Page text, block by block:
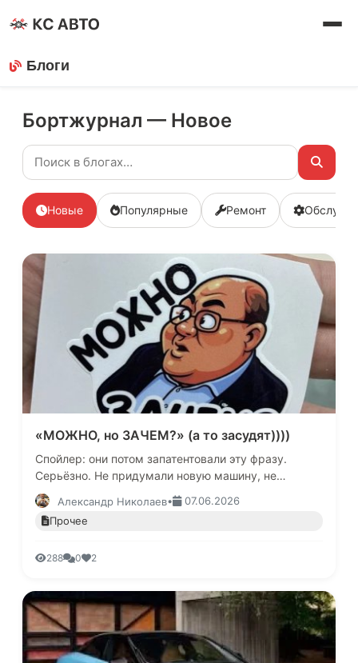
Блоги
Бортжурнал — Новое
Новые Популярные Ремонт
«МОЖНО, но ЗАЧЕМ?» (а то засудят))))
Спойлер: они потом запатентовали эту фразу.
Серьёзно. Не придумали новую машину, не
улучшили качество сборки - нет. Они взяли и
застолбили за собой право продав…
Александр Николаев•
07.06.2026
Прочее
288 0 2